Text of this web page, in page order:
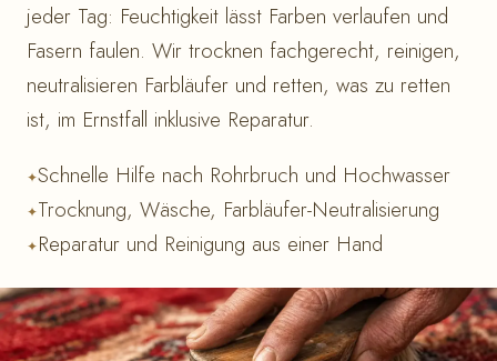
jeder Tag: Feuchtigkeit lässt Farben verlaufen und
Fasern faulen. Wir trocknen fachgerecht, reinigen,
neutralisieren Farbläufer und retten, was zu retten
ist, im Ernstfall inklusive Reparatur.
Schnelle Hilfe nach Rohrbruch und Hochwasser
Trocknung, Wäsche, Farbläufer-Neutralisierung
Reparatur und Reinigung aus einer Hand